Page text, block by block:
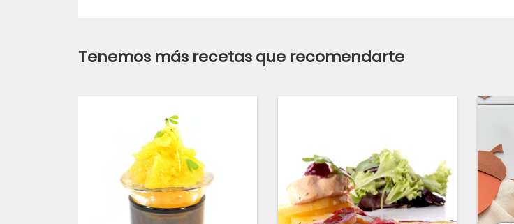
Tenemos más recetas que recomendarte